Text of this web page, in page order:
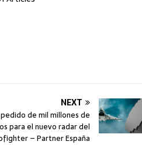
NEXT
de mil millones de
para el nuevo radar del
– Partner España